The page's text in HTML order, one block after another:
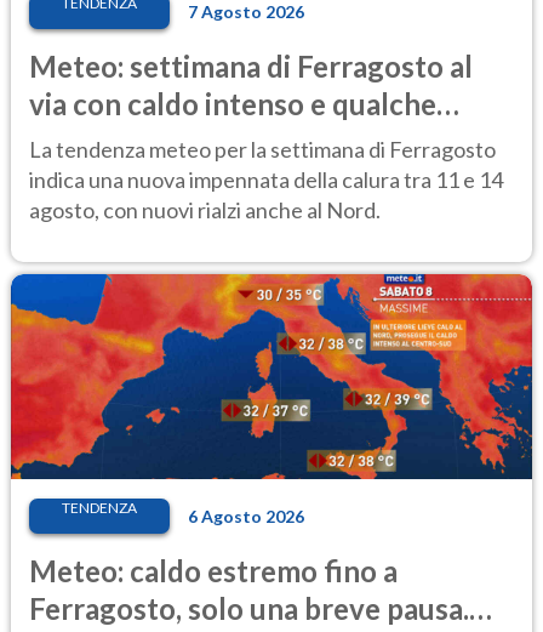
7 Agosto 2026
Meteo: settimana di Ferragosto al
via con caldo intenso e qualche
temporale
La tendenza meteo per la settimana di Ferragosto
indica una nuova impennata della calura tra 11 e 14
agosto, con nuovi rialzi anche al Nord.
TENDENZA 6 Agosto 2026
Meteo: caldo estremo fino a
Ferragosto, solo una breve pausa.